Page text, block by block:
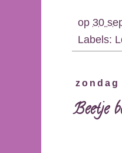
op 30
Labels:
zondag
Beetje